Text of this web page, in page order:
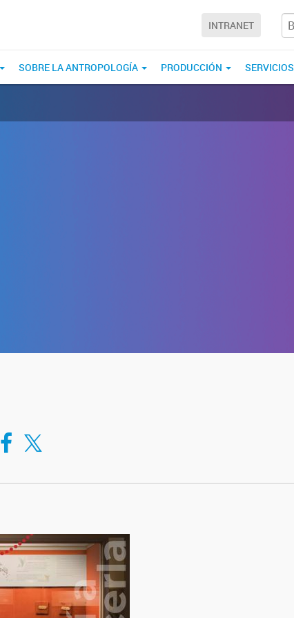
INTRANET
SOBRE LA ANTROPOLOGÍA PRODUCCIÓN SERVICIOS
Compartir en Facebook
Compartir en Twitter